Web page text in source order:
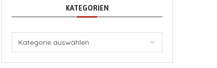
KATEGORIEN